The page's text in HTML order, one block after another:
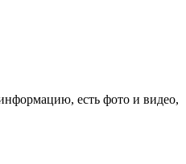
есть фото и видео,